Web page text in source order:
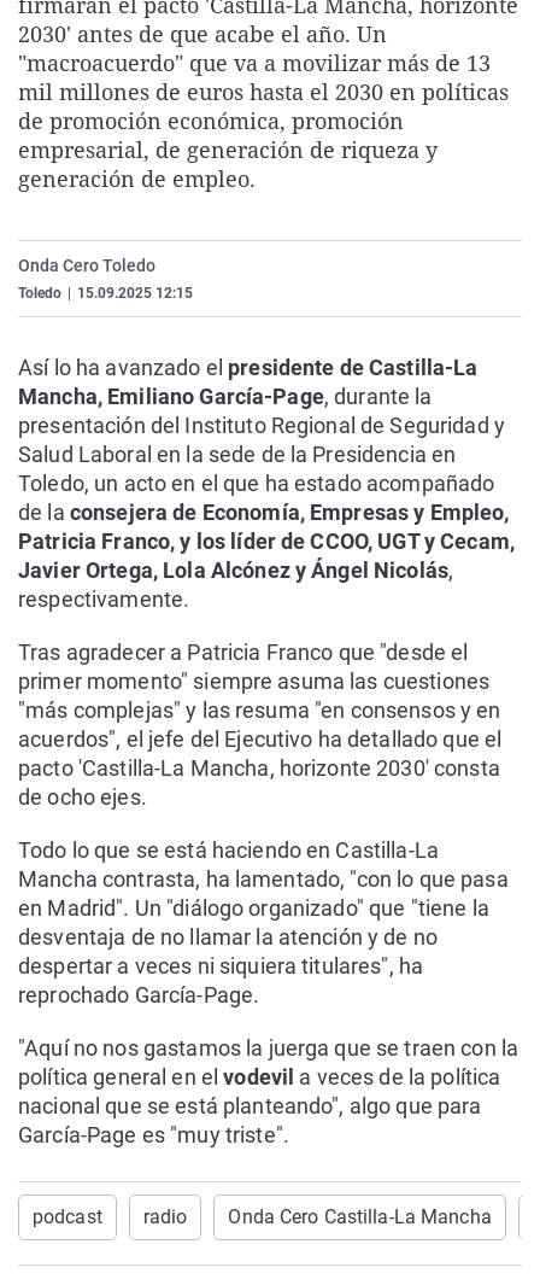
La rosa de los vientos
Gente viajera
Como el perro y el
Caso
Retornados
Equipo de
Operación Viuda
Extremadura
Galicia
La Rioja
Navarra
Virales
Televisión
Elecciones
2030' antes de que acabe el año. Un
"macroacuerdo" que va a movilizar más de 13
mil millones de euros hasta el 2030 en políticas
de promoción económica, promoción
empresarial, de generación de riqueza y
generación de empleo.
Onda Cero Toledo
Toledo 15.09.2025 12:15
Así lo ha avanzado el presidente de Castilla-La
Mancha, Emiliano García-Page, durante la
presentación del Instituto Regional de Seguridad y
Salud Laboral en la sede de la Presidencia en
Toledo, un acto en el que ha estado acompañado
de la consejera de Economía, Empresas y Empleo,
Patricia Franco, y los líder de CCOO, UGT y Cecam,
Javier Ortega, Lola Alcónez y Ángel Nicolás,
respectivamente.
Tras agradecer a Patricia Franco que "desde el
primer momento" siempre asuma las cuestiones
"más complejas" y las resuma "en consensos y en
acuerdos", el jefe del Ejecutivo ha detallado que el
pacto 'Castilla-La Mancha, horizonte 2030' consta
de ocho ejes.
Todo lo que se está haciendo en Castilla-La
Mancha contrasta, ha lamentado, "con lo que pasa
en Madrid". Un "diálogo organizado" que "tiene la
desventaja de no llamar la atención y de no
despertar a veces ni siquiera titulares", ha
reprochado García-Page.
"Aquí no nos gastamos la juerga que se traen con la
política general en elvodevil a veces de la política
nacional que se está planteando", algo que para
García-Page es "muy triste".
podcast radio Onda Cero Castilla-La Mancha